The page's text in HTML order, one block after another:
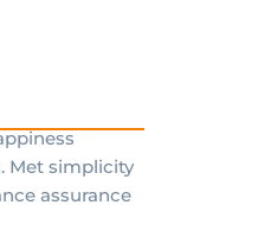
Met simplicity
assurance